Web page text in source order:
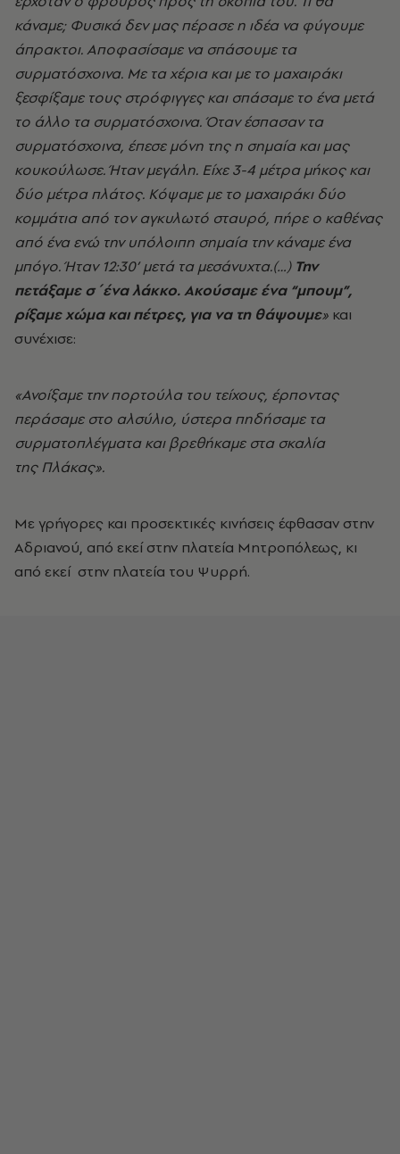
κάναμε; Φυσικά δεν μας πέρασε η ιδέα να φύγουμε
άπρακτοι. Αποφασίσαμε να σπάσουμε τα
συρματόσχοινα. Με τα χέρια και με το μαχαιράκι
ξεσφίξαμε τους στρόφιγγες και σπάσαμε το ένα μετά
το άλλο τα συρματόσχοινα. Όταν έσπασαν τα
συρματόσχοινα, έπεσε μόνη της η σημαία και μας
κουκούλωσε. Ήταν μεγάλη. Είχε 3-4 μέτρα μήκος και
δύο μέτρα πλάτος. Κόψαμε με το μαχαιράκι δύο
κομμάτια από τον αγκυλωτό σταυρό, πήρε ο καθένας
από ένα ενώ την υπόλοιπη σημαία την κάναμε ένα
μπόγο. Ήταν 12:30’ μετά τα μεσάνυχτα.(…) Την
πετάξαμε σ΄ένα λάκκο. Ακούσαμε ένα “μπουμ”,
ρίξαμε χώμα και πέτρες, για να τη θάψουμε» και
συνέχισε:
«Ανοίξαμε την πορτούλα του τείχους, έρποντας
περάσαμε στο αλσύλιο, ύστερα πηδήσαμε τα
συρματοπλέγματα και βρεθήκαμε στα σκαλία
της Πλάκας».
Με γρήγορες και προσεκτικές κινήσεις έφθασαν στην
Αδριανού, από εκεί στην πλατεία Μητροπόλεως, κι
από εκεί στην πλατεία του Ψυρρή.